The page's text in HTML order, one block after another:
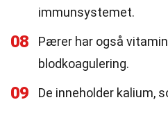
immunsystemet.
08
Pærer har også
blodkoagulering.
09 De inneholder kalium,